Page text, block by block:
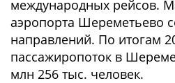
международных рейсов.
аэропорта Шереметьево
направлений. По итогам
пассажиропоток в
млн 256 тыс. человек.